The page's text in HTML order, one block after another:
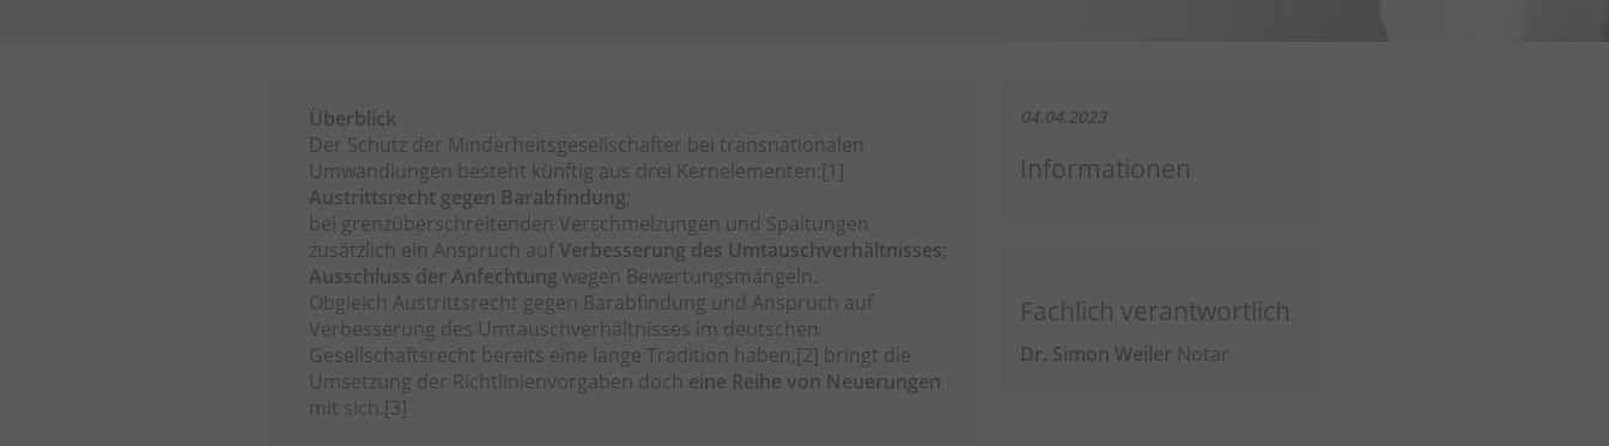
Überblick
Der Schutz der Minderheitsgesellschafter bei transnationalen
Umwandlungen besteht künftig aus drei Kernelementen:[1]
Austrittsrecht gegen Barabfindung;
bei grenzüberschreitenden Verschmelzungen und Spaltungen
zusätzlich ein Anspruch aufVerbesserung des Umtauschverhältnisses;
Ausschluss der Anfechtung wegen Bewertungsmängeln.
Obgleich Austrittsrecht gegen Barabfindung und Anspruch auf
Verbesserung des Umtauschverhältnisses im deutschen
Gesellschaftsrecht bereits eine lange Tradition haben,[2] bringt die
Umsetzung der Richtlinienvorgaben doch eine Reihe von Neuerungen
mit sich.[3]
04.04.2023
Informationen
Fachlich verantwortlich
Dr. Simon Weiler Notar